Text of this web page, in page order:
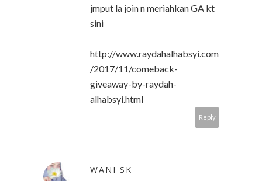
jmput la join n meriahkan GA kt
sini
http://www.raydahalhabsyi.com
/2017/11/comeback-
giveaway-by-raydah-
alhabsyi.html
Reply
WANI SK